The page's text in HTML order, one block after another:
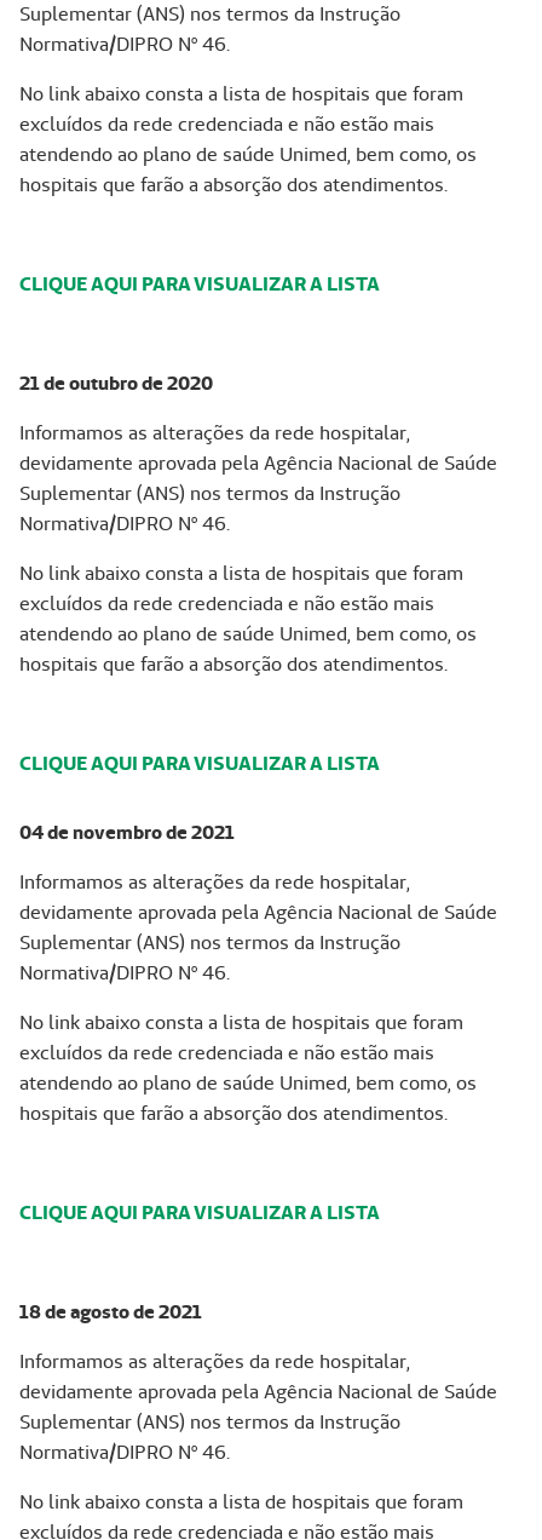
Suplementar (ANS) nos termos da Instrução
Normativa/DIPRO Nº 46.
No link abaixo consta a lista de hospitais que foram
excluídos da rede credenciada e não estão mais
atendendo ao plano de saúde Unimed, bem como, os
hospitais que farão a absorção dos atendimentos.
CLIQUE AQUI PARA VISUALIZAR A LISTA
21 de outubro de 2020
Informamos as alterações da rede hospitalar,
devidamente aprovada pela Agência Nacional de Saúde
Suplementar (ANS) nos termos da Instrução
Normativa/DIPRO Nº 46.
No link abaixo consta a lista de hospitais que foram
excluídos da rede credenciada e não estão mais
atendendo ao plano de saúde Unimed, bem como, os
hospitais que farão a absorção dos atendimentos.
CLIQUE AQUI PARA VISUALIZAR A LISTA
04 de novembro de 2021
Informamos as alterações da rede hospitalar,
devidamente aprovada pela Agência Nacional de Saúde
Suplementar (ANS) nos termos da Instrução
Normativa/DIPRO Nº 46.
No link abaixo consta a lista de hospitais que foram
excluídos da rede credenciada e não estão mais
atendendo ao plano de saúde Unimed, bem como, os
hospitais que farão a absorção dos atendimentos.
CLIQUE AQUI PARA VISUALIZAR A LISTA
18 de agosto de 2021
Informamos as alterações da rede hospitalar,
devidamente aprovada pela Agência Nacional de Saúde
Suplementar (ANS) nos termos da Instrução
Normativa/DIPRO Nº 46.
No link abaixo consta a lista de hospitais que foram
excluídos da rede credenciada e não estão mais